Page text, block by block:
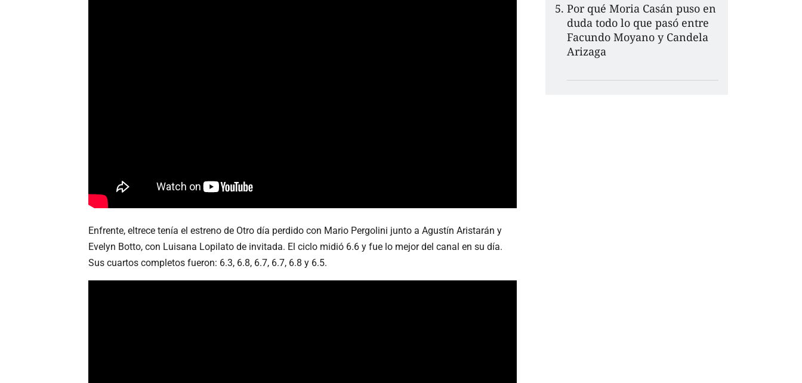
Enfrente, eltrece tenía el estreno de Otro día perdido con Mario Pergolini junto a Agustín Aristarán y
Evelyn Botto, con Luisana Lopilato de invitada. El ciclo midió 6.6 y fue lo mejor del canal en su día.
Sus cuartos completos fueron: 6.3, 6.8, 6.7, 6.7, 6.8 y 6.5.
Por qué Moria Casán puso en
duda todo lo que pasó entre
Facundo Moyano y Candela
Arizaga